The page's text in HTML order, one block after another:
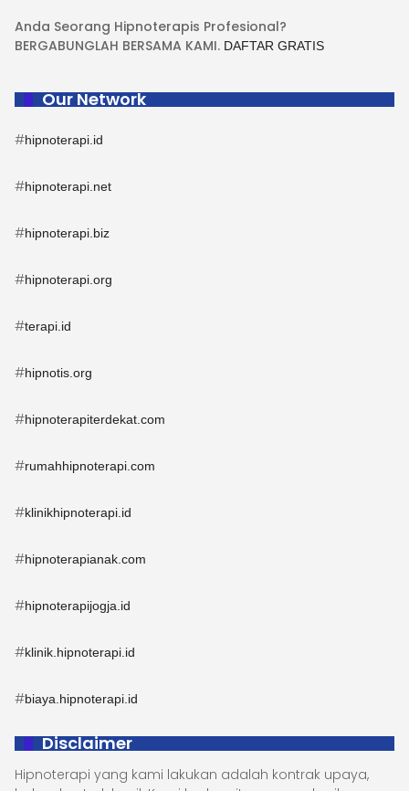
Anda Seorang Hipnoterapis Profesional?
BERGABUNGLAH BERSAMA KAMI. DAFTAR GRATIS
Our Network
#hipnoterapi.id
#hipnoterapi.net
#hipnoterapi.biz
#hipnoterapi.org
#terapi.id
#hipnotis.org
#hipnoterapiterdekat.com
#rumahhipnoterapi.com
#klinikhipnoterapi.id
#hipnoterapianak.com
#hipnoterapijogja.id
#klinik.hipnoterapi.id
#biaya.hipnoterapi.id
Disclaimer
Hipnoterapi yang kami lakukan adalah kontrak upaya,